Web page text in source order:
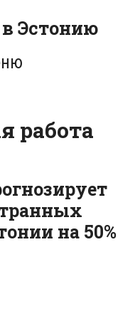
Эстонию
работа
на 50%